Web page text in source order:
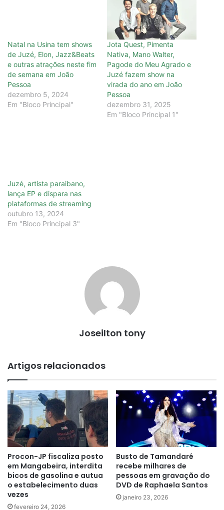
Natal na Usina tem shows
de Juzé, Elon, Jazz&Beats
e outras atrações neste fim
de semana em João
Pessoa
dezembro 5, 2024
Em "Bloco Principal"
Jota Quest, Pimenta
Nativa, Mano Walter,
Pagode do Meu Agrado e
Juzé fazem show na
virada do ano em João
Pessoa
dezembro 31, 2025
Em "Bloco Principal 1"
Juzé, artista paraibano,
lança EP e dispara nas
plataformas de streaming
outubro 13, 2024
Em "Bloco Principal 3"
Joseilton tony
Artigos relacionados
Procon-JP fiscaliza posto
em Mangabeira, interdita
bicos de gasolina e autua
o estabelecimento duas
vezes
fevereiro 24, 2026
Busto de Tamandaré
recebe milhares de
pessoas em gravação do
DVD de Raphaela Santos
janeiro 23, 2026